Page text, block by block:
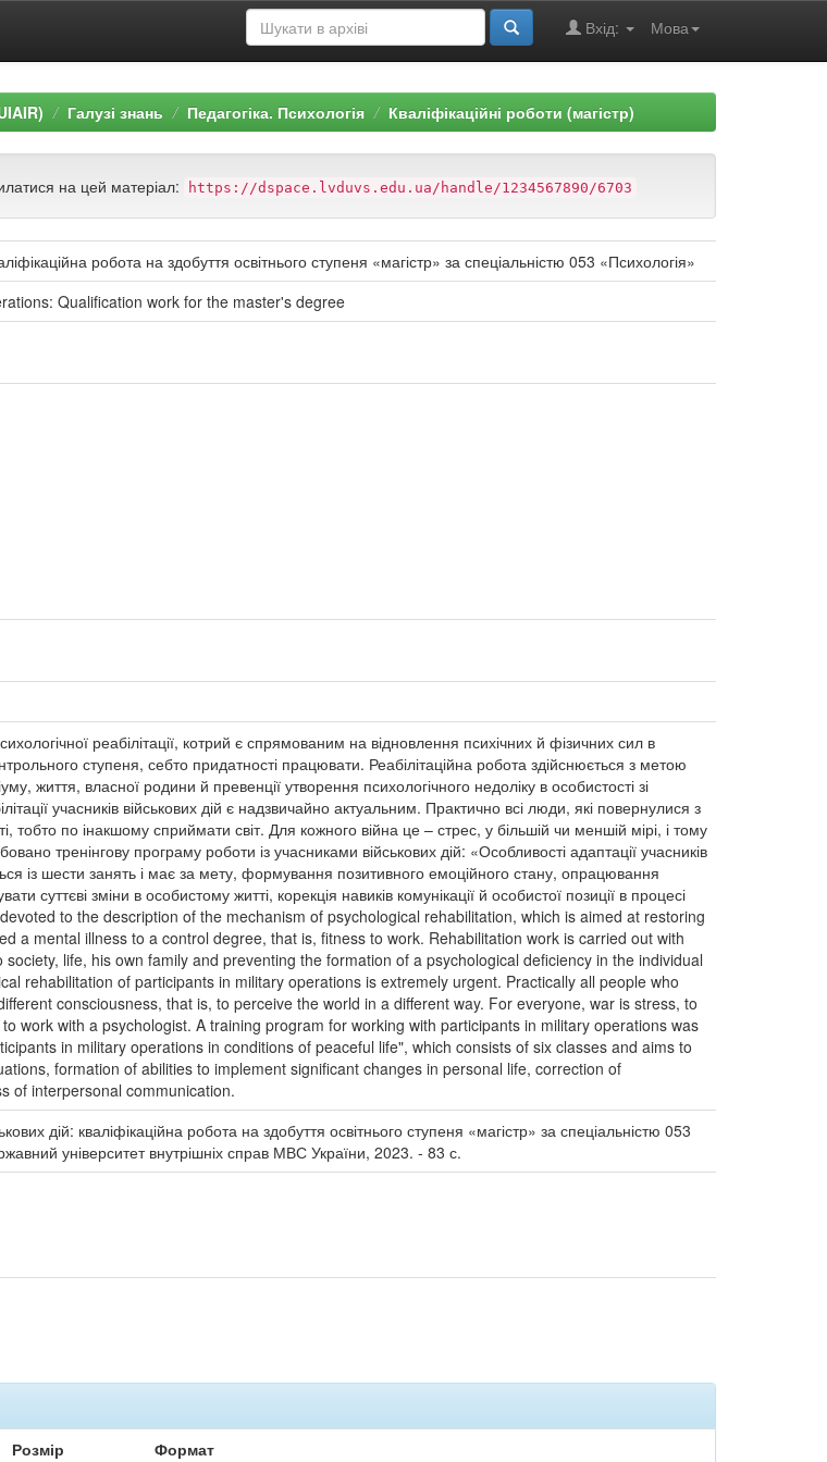
Мова
Вхід:
Галузі знань Педагогіка. Психологія Кваліфікаційні роботи (магістр)
на цей матеріал: https://dspace.lvduvs.edu.ua/handle/1234567890/6703
робота на здобуття освітнього ступеня «магістр» за спеціальністю 053 «Психологія»
Qualification work for the master's degree
реабілітації, котрий є спрямованим на відновлення психічних й фізичних сил в
ступеня, себто придатності працювати. Реабілітаційна робота здійснюється з метою
життя, власної родини й превенції утворення психологічного недоліку в особистості зі
учасників військових дій є надзвичайно актуальним. Практично всі люди, які повернулися з
тобто по інакшому сприймати світ. Для кожного війна це – стрес, у більшій чи меншій мірі, і тому
тренінгову програму роботи із учасниками військових дій: «Особливості адаптації учасників
із шести занять і має за мету, формування позитивного емоційного стану, опрацювання
суттєві зміни в особистому житті, корекція навиків комунікації й особистої позиції в процесі
devoted to the description of the mechanism of psychological rehabilitation, which is aimed at restoring
a mental illness to a control degree, that is, fitness to work. Rehabilitation work is carried out with
life, his own family and preventing the formation of a psychological deficiency in the individual
rehabilitation of participants in military operations is extremely urgent. Practically all people who
consciousness, that is, to perceive the world in a different way. For everyone, war is stress, to
work with a psychologist. A training program for working with participants in military operations was
in military operations in conditions of peaceful life", which consists of six classes and aims to
formation of abilities to implement significant changes in personal life, correction of
of interpersonal communication.
дій: кваліфікаційна робота на здобуття освітнього ступеня «магістр» за спеціальністю 053
університет внутрішніх справ МВС України, 2023. - 83 с.
Розмір Формат